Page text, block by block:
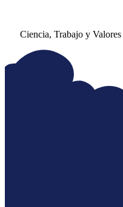
Ciencia, Trabajo y Valores